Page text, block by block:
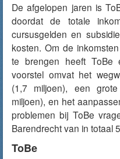
De afgelopen jaren is
doordat de totale
cursusgelden en
kosten. Om de
te brengen heeft ToBe
voorstel omvat het
(1,7 miljoen), een
miljoen), en het
problemen bij ToBe
Barendrecht van in totaal
ToBe